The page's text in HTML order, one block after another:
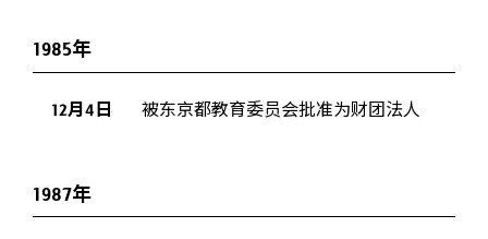
1985年
12月4日 被东京都教育委员会批准为财团法人
1987年